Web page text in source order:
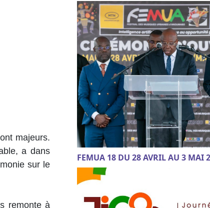
majeurs.
a dans
sur le
remonte à
FEMUA 18 DU 28 AVRIL AU 3 MAI